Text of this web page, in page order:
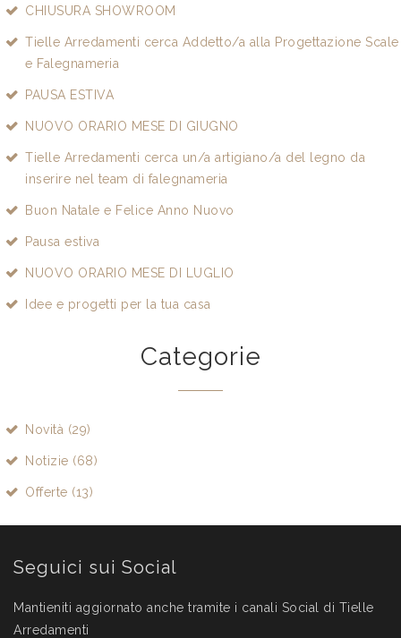
CHIUSURA SHOWROOM
Tielle Arredamenti cerca Addetto/a alla Progettazione Scale
e Falegnameria
PAUSA ESTIVA
NUOVO ORARIO MESE DI GIUGNO
Tielle Arredamenti cerca un/a artigiano/a del legno da
inserire nel team di falegnameria
Buon Natale e Felice Anno Nuovo
Pausa estiva
NUOVO ORARIO MESE DI LUGLIO
Idee e progetti per la tua casa
Categorie
Novità (29)
Notizie (68)
Offerte (13)
Seguici sui Social
Mantieniti aggiornato anche tramite i canali Social di Tielle
Arredamenti